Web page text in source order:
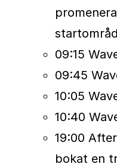
Framåt
expansion av
befinner sig
Sanlam
Sydafrika och
Kina. Om
kriterier
Major’s under
09:15
09:45
10:05
10:40
19:00
bokat en